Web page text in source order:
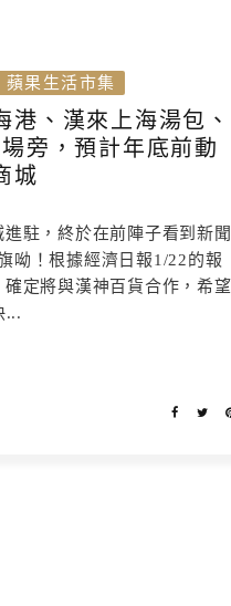
蘋果生活市集
、漢來上海湯包、
旁，預計年底前動
城
駐，終於在前陣子看到新聞
呦！根據經濟日報1/22的報
定將與漢神百貨合作，希望
...